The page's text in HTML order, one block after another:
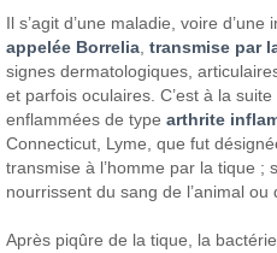
Il s’agit d’une maladie, voire
appelée Borrelia transmise par
signes dermatologiques,
et parfois oculaires. C’est à la
enflammées de typearthrite
Connecticut, Lyme, que fut
transmise à l’homme par la tique ;
nourrissent du sang de l’animal ou
Après piqûre de la tique, la